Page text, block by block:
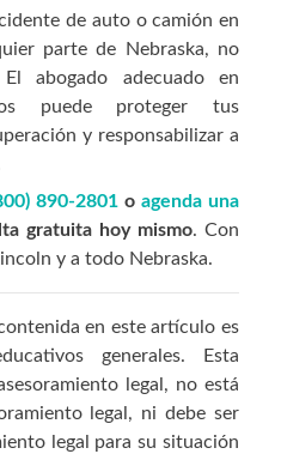
de auto o camión en
parte de Nebraska, no
abogado adecuado en
puede proteger tus
y responsabilizar a
890-2801o agenda una
gratuita hoy mismo. Con
y a todo Nebraska.
en este artículo es
generales. Esta
legal, no está
legal, ni debe ser
legal para su situación